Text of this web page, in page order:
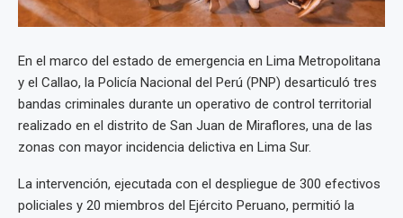
En el marco del estado de emergencia en Lima Metropolitana
y el Callao, la Policía Nacional del Perú (PNP) desarticuló tres
bandas criminales durante un operativo de control territorial
realizado en el distrito de San Juan de Miraflores, una de las
zonas con mayor incidencia delictiva en Lima Sur.
La intervención, ejecutada con el despliegue de 300 efectivos
policiales y 20 miembros del Ejército Peruano, permitió la